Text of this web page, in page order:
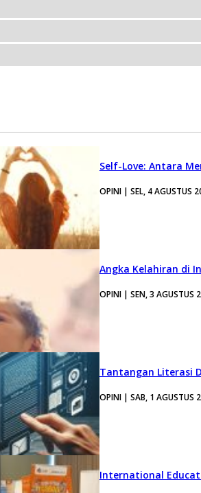
Self-Love: Antara
OPINI | SEL, 4 AGUSTUS
Angka Kelahiran di
OPINI | SEN, 3 AGUSTUS
Tantangan Literasi
OPINI | SAB, 1 AGUSTUS
International